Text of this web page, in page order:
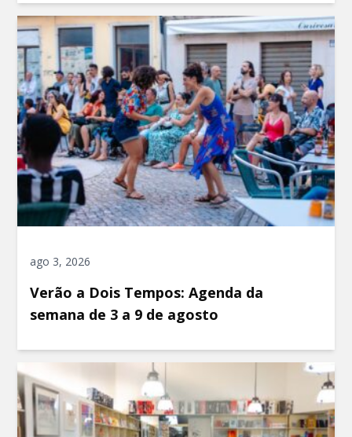
ago 3, 2026
Verão a Dois Tempos: Agenda da
semana de 3 a 9 de agosto